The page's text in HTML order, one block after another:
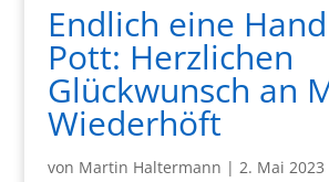
Endlich eine
Pott: Herzlichen
Glückwunsch an
Wiederhöft
von Martin Haltermann | 2. Mai 2023